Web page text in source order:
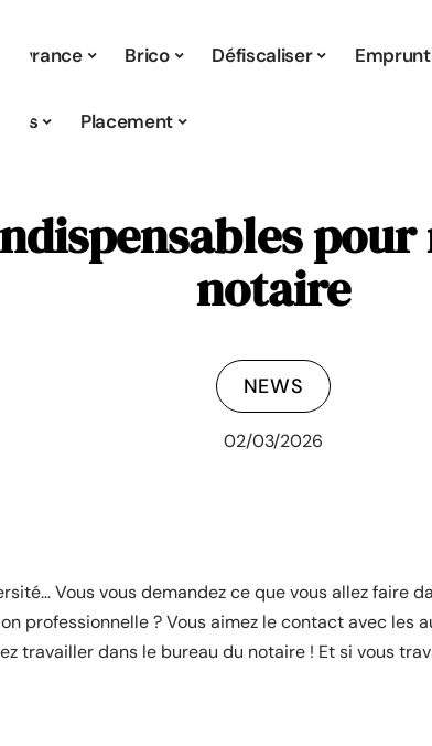
Brico Défiscaliser
Placement
notaire
NEWS
02/03/2026
Vous vous demandez ce que vous allez faire
professionnelle ? Vous aimez le contact avec les
travailler dans le bureau du notaire ! Et si vous